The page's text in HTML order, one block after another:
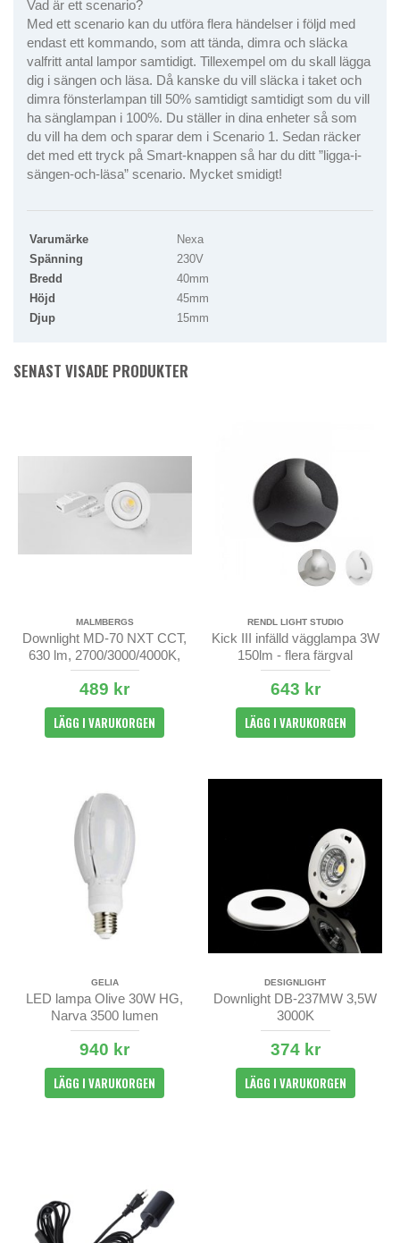
Vad är ett scenario?
Med ett scenario kan du utföra flera händelser i följd med
endast ett kommando, som att tända, dimra och släcka
valfritt antal lampor samtidigt. Tillexempel om du skall lägga
dig i sängen och läsa. Då kanske du vill släcka i taket och
dimra fönsterlampan till 50% samtidigt samtidigt som du vill
ha sänglampan i 100%. Du ställer in dina enheter så som
du vill ha dem och sparar dem i Scenario 1. Sedan räcker
det med ett tryck på Smart-knappen så har du ditt ”ligga-i-
sängen-och-läsa” scenario. Mycket smidigt!
Varumärke
Nexa
Spänning
230V
Bredd
40mm
Höjd
45mm
Djup
15mm
SENAST VISADE PRODUKTER
MALMBERGS
Downlight MD-70 NXT CCT,
630 lm, 2700/3000/4000K,
230V, IP44
489 kr
LÄGG I VARUKORGEN
RENDL LIGHT STUDIO
Kick III infälld vägglampa 3W
150lm - flera färgval
643 kr
LÄGG I VARUKORGEN
GELIA
LED lampa Olive 30W HG,
Narva 3500 lumen
940 kr
LÄGG I VARUKORGEN
DESIGNLIGHT
Downlight DB-237MW 3,5W
3000K
374 kr
LÄGG I VARUKORGEN